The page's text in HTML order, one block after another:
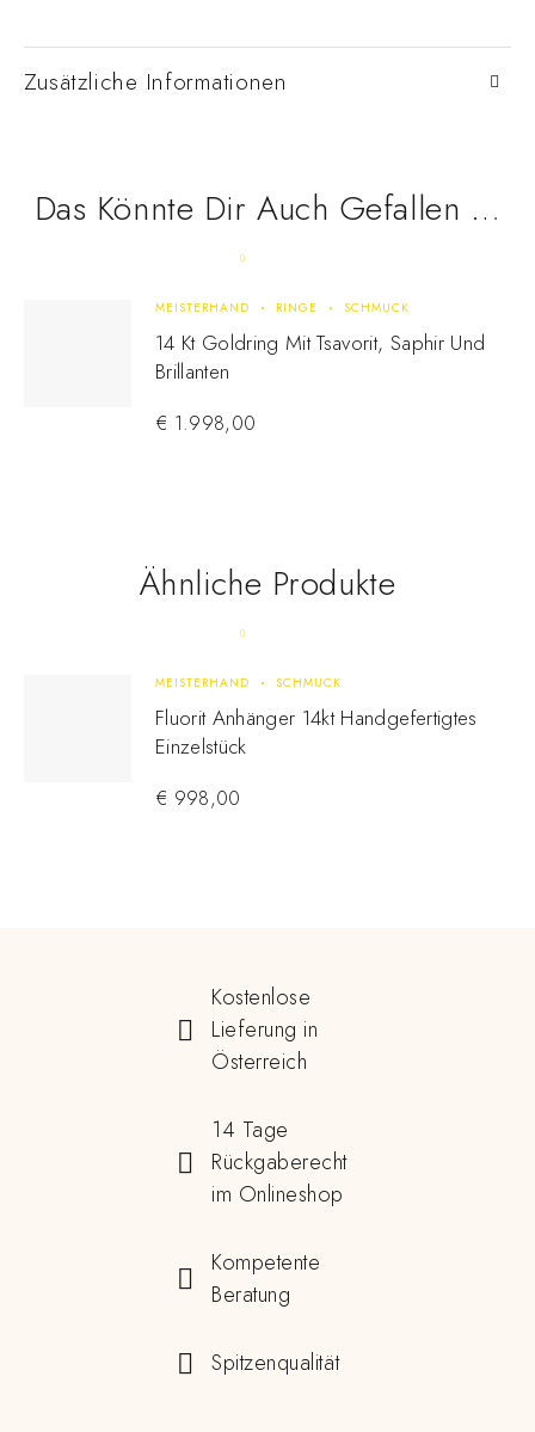
Zusätzliche Informationen
Das Könnte Dir Auch Gefallen …
MEISTERHAND RINGE SCHMUCK
14 Kt Goldring Mit Tsavorit, Saphir Und
Brillanten
€ 1.998,00
Ähnliche Produkte
MEISTERHAND SCHMUCK
Fluorit Anhänger 14kt Handgefertigtes
Einzelstück
€ 998,00
Kostenlose
Lieferung in
Österreich
14 Tage
Rückgaberecht
im Onlineshop
Kompetente
Beratung
Spitzenqualität